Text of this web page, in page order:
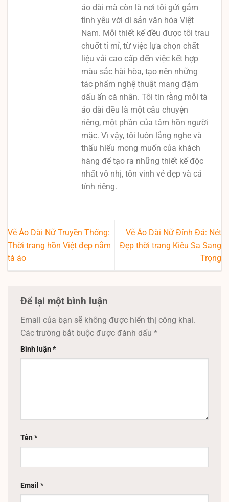
áo dài mà còn là nơi tôi gửi gắm
tình yêu với di sản văn hóa Việt
Nam. Mỗi thiết kế đều được tôi trau
chuốt tỉ mỉ, từ việc lựa chọn chất
liệu vải cao cấp đến việc kết hợp
màu sắc hài hòa, tạo nên những
tác phẩm nghệ thuật mang đậm
dấu ấn cá nhân. Tôi tin rằng mỗi tà
áo dài đều là một câu chuyện
riêng, một phần của tâm hồn người
mặc. Vì vậy, tôi luôn lắng nghe và
thấu hiểu mong muốn của khách
hàng để tạo ra những thiết kế độc
nhất vô nhị, tôn vinh vẻ đẹp và cá
tính riêng.
Vẽ Áo Dài Nữ Truyền Thống:
Thời trang hồn Việt đẹp nằm
tà áo
Vẽ Áo Dài Nữ Đính Đá: Nét
Đẹp thời trang Kiêu Sa Sang
Trọng
Để lại một bình luận
Email của bạn sẽ không được hiển thị công khai.
Các trường bắt buộc được đánh dấu *
Bình luận*
Tên*
Email *